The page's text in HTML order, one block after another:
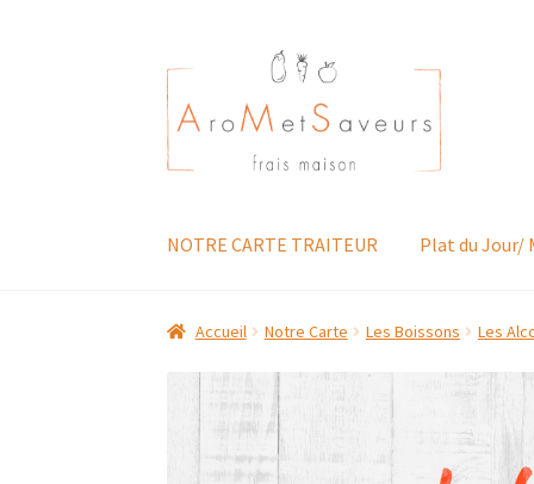
Aller
à
la
navigation
Aller
au
contenu
NOTRE CARTE TRAITEUR Plat du Jour/
Accueil Notre Carte Les Boissons Les